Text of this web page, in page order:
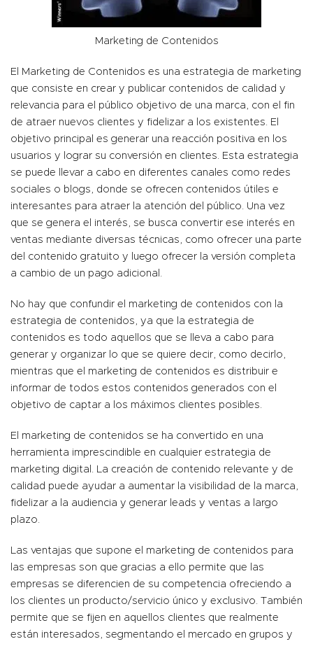
Marketing de Contenidos
El Marketing de Contenidos es una estrategia de marketing
que consiste en crear y publicar contenidos de calidad y
relevancia para el público objetivo de una marca, con el fin
de atraer nuevos clientes y fidelizar a los existentes. El
objetivo principal es generar una reacción positiva en los
usuarios y lograr su conversión en clientes. Esta estrategia
se puede llevar a cabo en diferentes canales como redes
sociales o blogs, donde se ofrecen contenidos útiles e
interesantes para atraer la atención del público. Una vez
que se genera el interés, se busca convertir ese interés en
ventas mediante diversas técnicas, como ofrecer una parte
del contenido gratuito y luego ofrecer la versión completa
a cambio de un pago adicional.
No hay que confundir el marketing de contenidos con la
estrategia de contenidos, ya que la estrategia de
contenidos es todo aquellos que se lleva a cabo para
generar y organizar lo que se quiere decir, como decirlo,
mientras que el marketing de contenidos es distribuir e
informar de todos estos contenidos generados con el
objetivo de captar a los máximos clientes posibles.
El marketing de contenidos se ha convertido en una
herramienta imprescindible en cualquier estrategia de
marketing digital. La creación de contenido relevante y de
calidad puede ayudar a aumentar la visibilidad de la marca,
fidelizar a la audiencia y generar leads y ventas a largo
plazo.
Las ventajas que supone el marketing de contenidos para
las empresas son que gracias a ello permite que las
empresas se diferencien de su competencia ofreciendo a
los clientes un producto/servicio único y exclusivo. También
permite que se fijen en aquellos clientes que realmente
están interesados, segmentando el mercado en grupos y